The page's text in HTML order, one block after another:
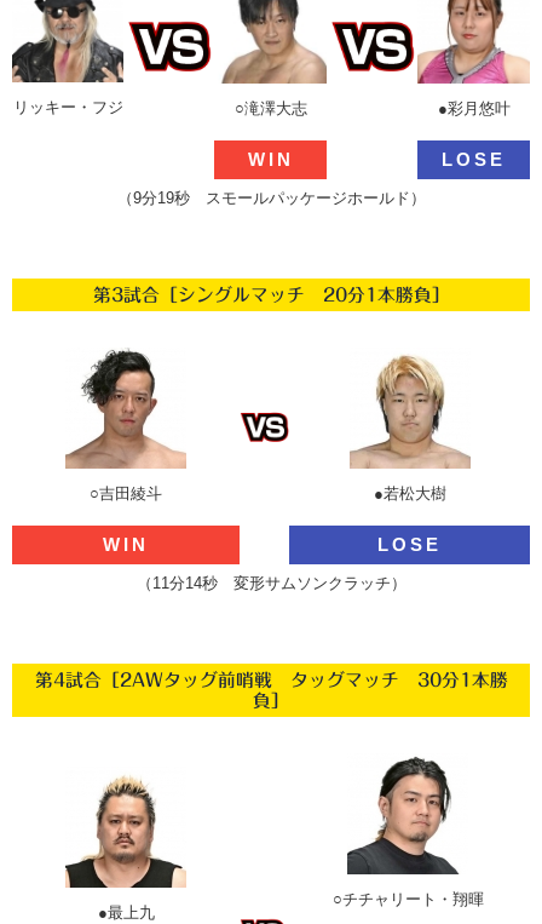
リッキー・フジ ○滝澤大志 ●彩月悠叶
WIN LOSE
（9分19秒 スモールパッケージホールド）
第3試合［シングルマッチ 20分1本勝負］
○吉田綾斗 ●若松大樹
WIN LOSE
（11分14秒 変形サムソンクラッチ）
第4試合［2AWタッグ前哨戦 タッグマッチ 30分1本勝
負］
●最上九
○チチャリート・翔暉